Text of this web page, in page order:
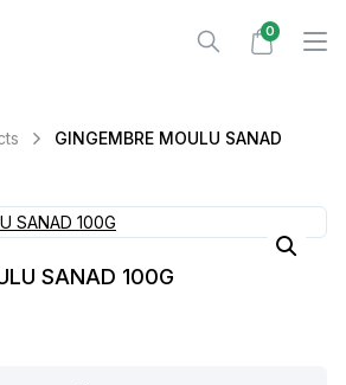
0
GINGEMBRE MOULU SANAD
SANAD 100G